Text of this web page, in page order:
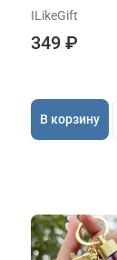
ILikeGift
349 ₽
В корзину